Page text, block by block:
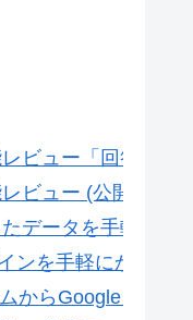
ビュー「回答期限
ビュー (公開が追
データを手軽に変
ンを手軽にかっこ
からGoogleカレン